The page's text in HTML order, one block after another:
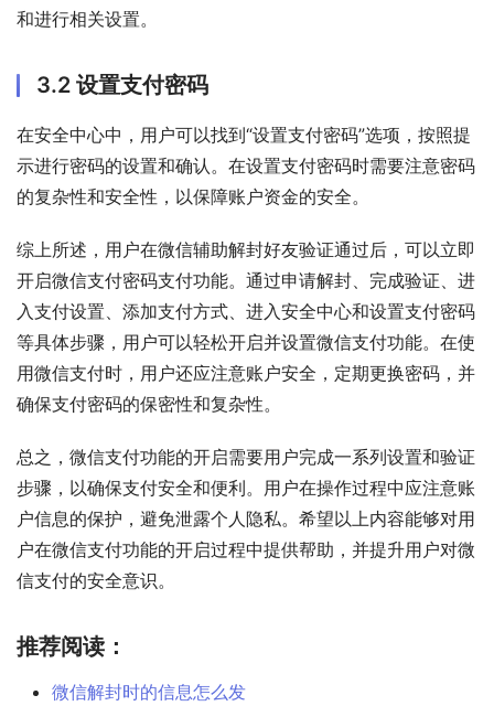
和进行相关设置。
3.2 设置支付密码
在安全中心中，用户可以找到“设置支付密码”选项，按照提
示进行密码的设置和确认。在设置支付密码时需要注意密码
的复杂性和安全性，以保障账户资金的安全。
综上所述，用户在微信辅助解封好友验证通过后，可以立即
开启微信支付密码支付功能。通过申请解封、完成验证、进
入支付设置、添加支付方式、进入安全中心和设置支付密码
等具体步骤，用户可以轻松开启并设置微信支付功能。在使
用微信支付时，用户还应注意账户安全，定期更换密码，并
确保支付密码的保密性和复杂性。
总之，微信支付功能的开启需要用户完成一系列设置和验证
步骤，以确保支付安全和便利。用户在操作过程中应注意账
户信息的保护，避免泄露个人隐私。希望以上内容能够对用
户在微信支付功能的开启过程中提供帮助，并提升用户对微
信支付的安全意识。
推荐阅读：
微信解封时的信息怎么发